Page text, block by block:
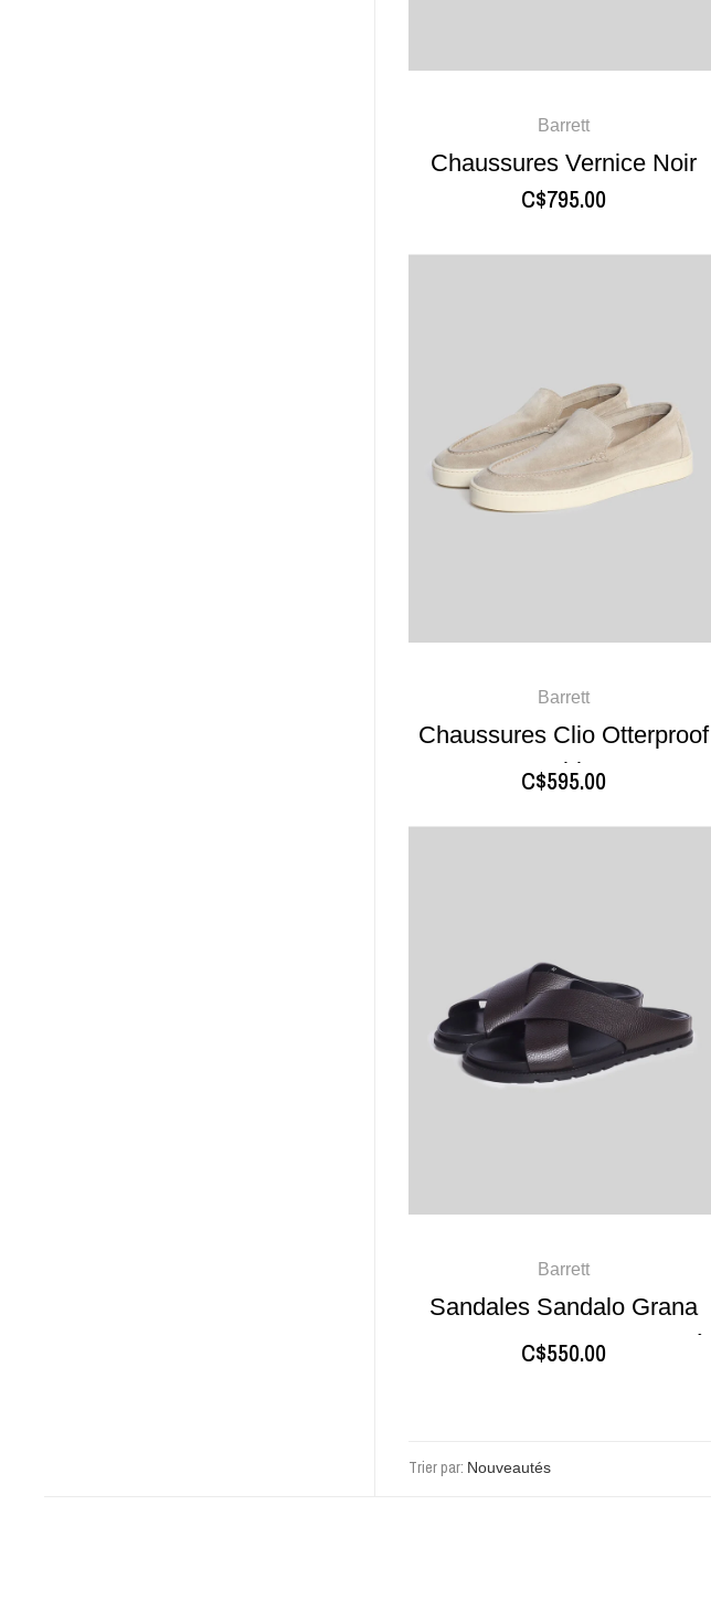
Barrett
Chaussures Vernice Noir
C$795.00
Barrett
Chaussures Clio Otterproof
Sable
C$595.00
Barrett
Sandales Sandalo Grana
T.Moro Oyster Brun Foncé
C$550.00
Trier par: